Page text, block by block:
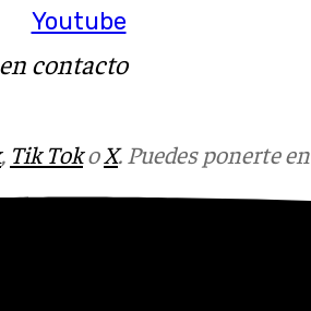
Youtube
contacto
, Tik TokoX. Puedes ponerte